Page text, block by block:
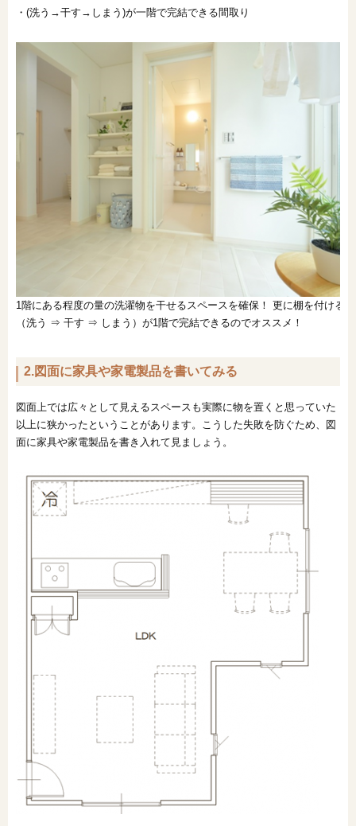
・(洗う→干す→しまう)が一階で完結できる間取り
1階にある程度の量の洗濯物を干せるスペースを確保！ 更に棚を付けると
（洗う ⇒ 干す ⇒ しまう）が1階で完結できるのでオススメ！
2.図面に家具や家電製品を書いてみる
図面上では広々として見えるスペースも実際に物を置くと思っていた
以上に狭かったということがあります。こうした失敗を防ぐため、図
面に家具や家電製品を書き入れて見ましょう。